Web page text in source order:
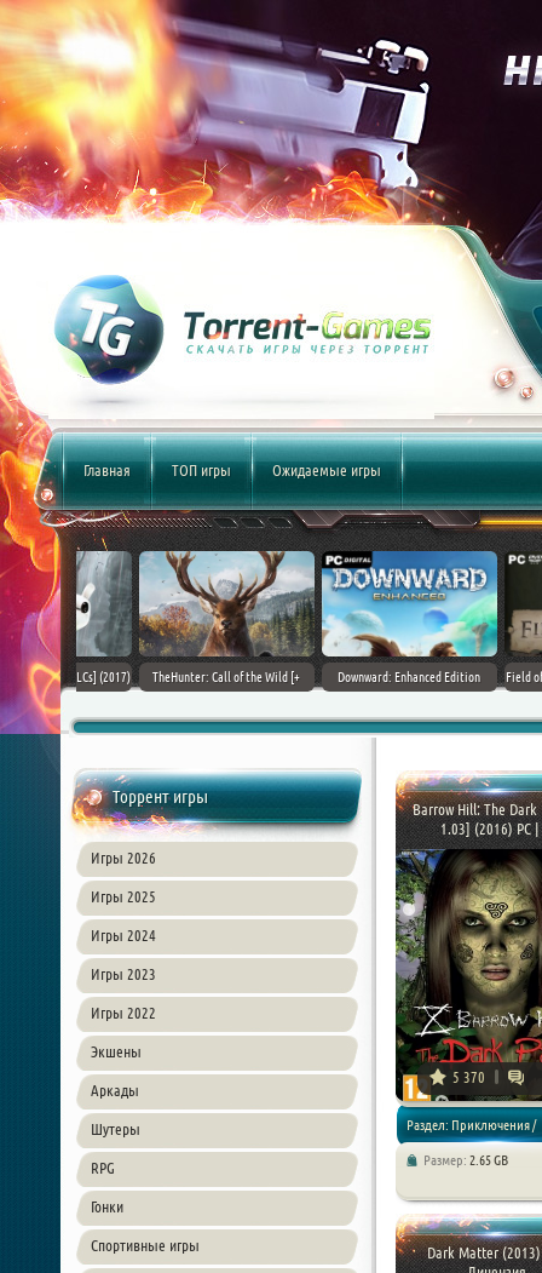
Главная ТОП игры Ожидаемые игры
(2017)
TheHunter: Call of the Wild [+
Downward: Enhanced Edition
Field of Glory II [+
Торрент игры
Игры 2026
Игры 2025
Игры 2024
Игры 2023
Игры 2022
Экшены
Аркады
Шутеры
RPG
Гонки
Спортивные игры
Barrow Hill: The Dark
1.03] (2016) PC |
5 370
Раздел: Приключения /
Размер: 2.65 GB
Dark Matter (2013)